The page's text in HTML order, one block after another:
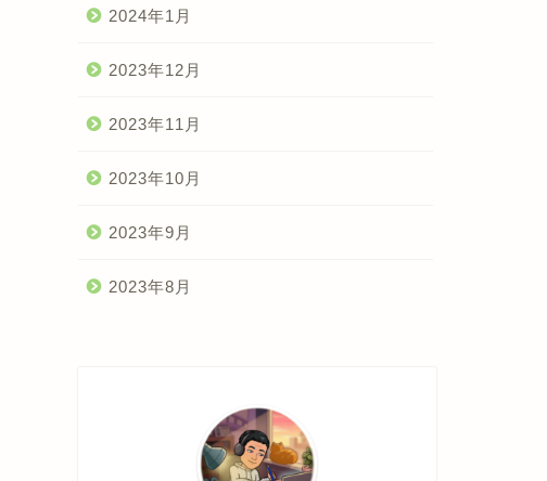
2024年1月
2023年12月
2023年11月
2023年10月
2023年9月
2023年8月